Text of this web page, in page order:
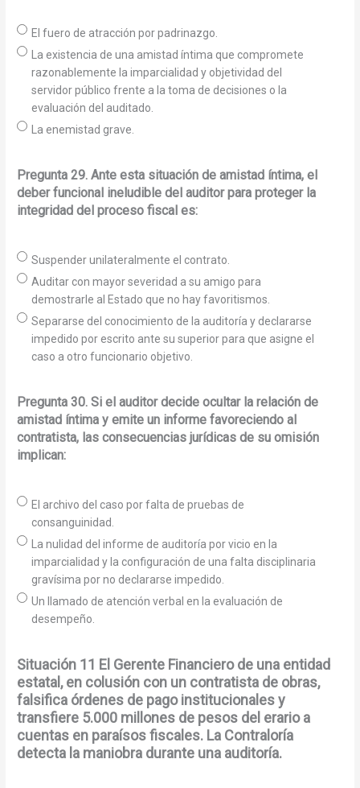
El fuero de atracción por padrinazgo.
La existencia de una amistad íntima que compromete
razonablemente la imparcialidad y objetividad del
servidor público frente a la toma de decisiones o la
evaluación del auditado.
La enemistad grave.
Pregunta 29. Ante esta situación de amistad íntima, el
deber funcional ineludible del auditor para proteger la
integridad del proceso fiscal es:
Suspender unilateralmente el contrato.
Auditar con mayor severidad a su amigo para
demostrarle al Estado que no hay favoritismos.
Separarse del conocimiento de la auditoría y declararse
impedido por escrito ante su superior para que asigne el
caso a otro funcionario objetivo.
Pregunta 30. Si el auditor decide ocultar la relación de
amistad íntima y emite un informe favoreciendo al
contratista, las consecuencias jurídicas de su omisión
implican:
El archivo del caso por falta de pruebas de
consanguinidad.
La nulidad del informe de auditoría por vicio en la
imparcialidad y la configuración de una falta disciplinaria
gravísima por no declararse impedido.
Un llamado de atención verbal en la evaluación de
desempeño.
Situación 11 El Gerente Financiero de una entidad
estatal, en colusión con un contratista de obras,
falsifica órdenes de pago institucionales y
transfiere 5.000 millones de pesos del erario a
cuentas en paraísos fiscales. La Contraloría
detecta la maniobra durante una auditoría.